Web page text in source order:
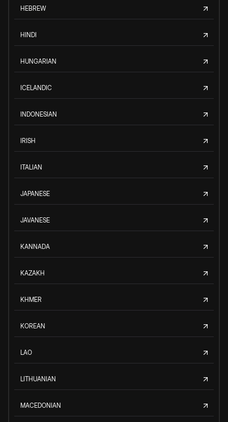
HEBREW
HINDI
HUNGARIAN
ICELANDIC
INDONESIAN
IRISH
ITALIAN
JAPANESE
JAVANESE
KANNADA
KAZAKH
KHMER
KOREAN
LAO
LITHUANIAN
MACEDONIAN